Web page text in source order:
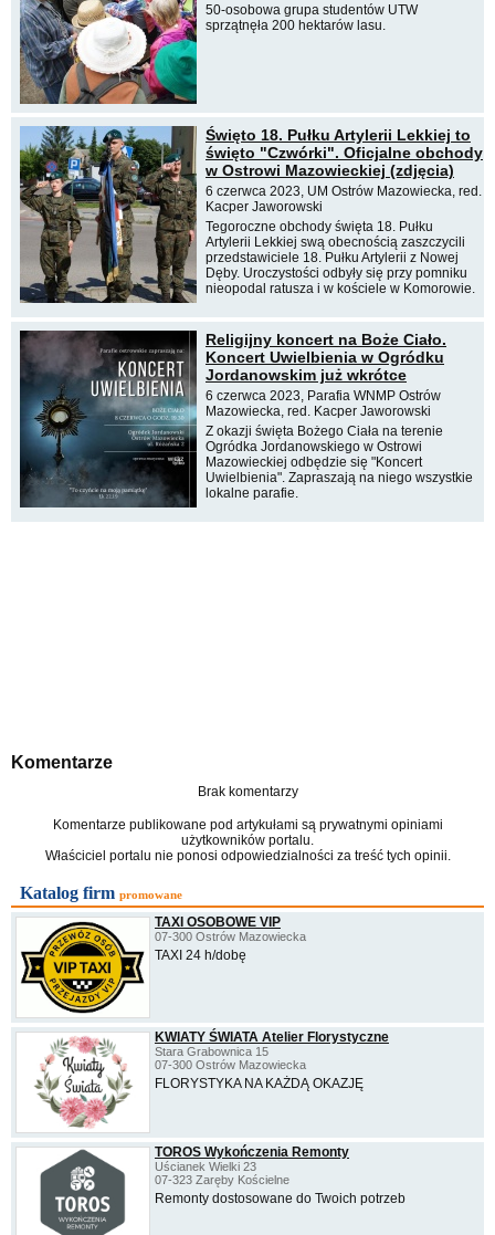
50-osobowa grupa studentów UTW
sprzątnęła 200 hektarów lasu.
Święto 18. Pułku Artylerii Lekkiej to
święto "Czwórki". Oficjalne obchody
w Ostrowi Mazowieckiej (zdjęcia)
6 czerwca 2023, UM Ostrów Mazowiecka, red.
Kacper Jaworowski
Tegoroczne obchody święta 18. Pułku
Artylerii Lekkiej swą obecnością zaszczycili
przedstawiciele 18. Pułku Artylerii z Nowej
Dęby. Uroczystości odbyły się przy pomniku
nieopodal ratusza i w kościele w Komorowie.
Religijny koncert na Boże Ciało.
Koncert Uwielbienia w Ogródku
Jordanowskim już wkrótce
6 czerwca 2023, Parafia WNMP Ostrów
Mazowiecka, red. Kacper Jaworowski
Z okazji święta Bożego Ciała na terenie
Ogródka Jordanowskiego w Ostrowi
Mazowieckiej odbędzie się "Koncert
Uwielbienia". Zapraszają na niego wszystkie
lokalne parafie.
Komentarze
Brak komentarzy
Komentarze publikowane pod artykułami są prywatnymi opiniami
użytkowników portalu.
Właściciel portalu nie ponosi odpowiedzialności za treść tych opinii.
Katalog firm promowane
TAXI OSOBOWE VIP
07-300 Ostrów Mazowiecka
TAXI 24 h/dobę
KWIATY ŚWIATA Atelier Florystyczne
Stara Grabownica 15
07-300 Ostrów Mazowiecka
FLORYSTYKA NA KAŻDĄ OKAZJĘ
TOROS Wykończenia Remonty
Uścianek Wielki 23
07-323 Zaręby Kościelne
Remonty dostosowane do Twoich potrzeb